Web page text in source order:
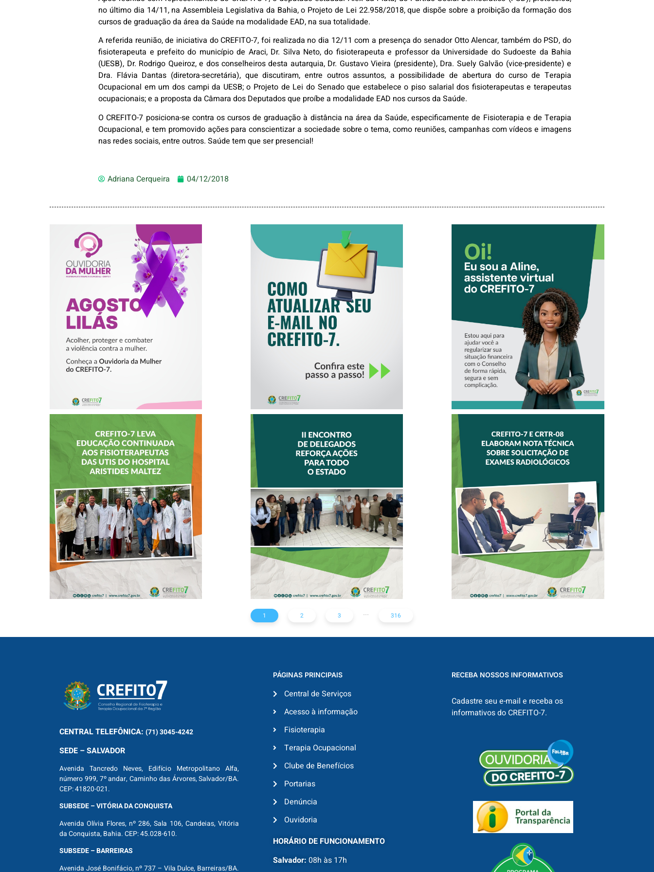
no último dia 14/11, na Assembleia Legislativa da Bahia, o Projeto de Lei 22.958/2018, que dispõe sobre a proibição da formação dos
cursos de graduação da área da Saúde na modalidade EAD, na sua totalidade.
A referida reunião, de iniciativa do CREFITO-7, foi realizada no dia 12/11 com a presença do senador Otto Alencar, também do PSD, do
fisioterapeuta e prefeito do município de Araci, Dr. Silva Neto, do fisioterapeuta e professor da Universidade do Sudoeste da Bahia
(UESB), Dr. Rodrigo Queiroz, e dos conselheiros desta autarquia, Dr. Gustavo Vieira (presidente), Dra. Suely Galvão (vice-presidente) e
Dra. Flávia Dantas (diretora-secretária), que discutiram, entre outros assuntos, a possibilidade de abertura do curso de Terapia
Ocupacional em um dos campi da UESB; o Projeto de Lei do Senado que estabelece o piso salarial dos fisioterapeutas e terapeutas
ocupacionais; e a proposta da Câmara dos Deputados que proíbe a modalidade EAD nos cursos da Saúde.
O CREFITO-7 posiciona-se contra os cursos de graduação à distância na área da Saúde, especificamente de Fisioterapia e de Terapia
Ocupacional, e tem promovido ações para conscientizar a sociedade sobre o tema, como reuniões, campanhas com vídeos e imagens
nas redes sociais, entre outros. Saúde tem que ser presencial!
Adriana Cerqueira 04/12/2018
AGOSTO LILÁS –
ACOLHER,
PROTEGER E
COMBATER A
VIOLÊNCIA
CONTRA A
MULHER
COMO ATUALIZAR
SEU E-MAIL NO
CREFITO-7
CONHEÇA A
‘ALINE’,
ASSISTENTE
VIRTUAL DO
CREFITO-7
CREFITO-7 LEVA
EDUCAÇÃO
CONTINUADA AOS
FISIOTERAPEUTAS
DAS UTIs DO
HOSPITAL
ARISTIDES
MALTEZ
II ENCONTRO DE
REFORÇA AÇÕES
PARA TODO O
ESTADO
CREFITO-7 E
CRTR-08 INICIAM
NOTA TÉCNICA
SOLICITAÇÃO DE
EXAMES
RADIOLÓGICOS
1 2 3 ... 316
CENTRALTELEFÔNICA: (71) 3045-4242
SEDE – SALVADOR
Avenida Tancredo Neves, Edifício Metropolitano Alfa,
número 999, 7º andar, Caminho das Árvores, Salvador/BA.
CEP: 41820-021.
SUBSEDE – VITÓRIA DA CONQUISTA
Avenida Olívia Flores, nº 286, Sala 106, Candeias, Vitória
da Conquista, Bahia. CEP: 45.028-610.
SUBSEDE – BARREIRAS
Avenida José Bonifácio, nº 737 – Vila Dulce, Barreiras/BA.
PÁGINAS PRINCIPAIS
Central de Serviços
Acesso à informação
Fisioterapia
Terapia Ocupacional
Clube de Benefícios
Portarias
Denúncia
Ouvidoria
HORÁRIO DE FUNCIONAMENTO
Salvador: 08h às 17h
RECEBA NOSSOS INFORMATIVOS
Cadastre seu e-mail e receba os
informativos do CREFITO-7.